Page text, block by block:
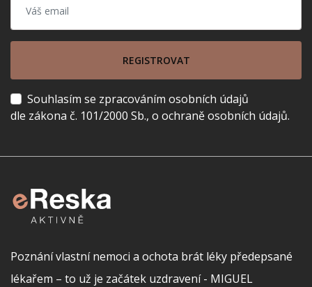
REGISTROVAT
Souhlasím se zpracováním osobních údajů
dle zákona č. 101/2000 Sb., o ochraně osobních údajů.
Poznání vlastní nemoci a ochota brát léky předepsané
lékařem – to už je začátek uzdravení - MIGUEL